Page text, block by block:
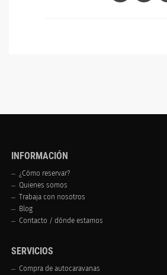
INFORMACIÓN
¿Cómo reservar?
Quienes somos
Trabaja con nosotros
Blog
Contacto / dónde estamos
SERVICIOS
Compra de autocaravanas